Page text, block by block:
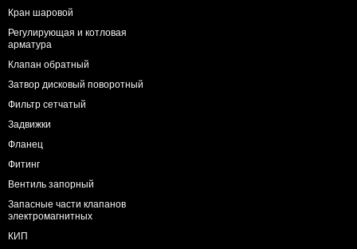
Кран шаровой
Регулирующая и котловая
арматура
Клапан обратный
Затвор дисковый поворотный
Фильтр сетчатый
Задвижки
Фланец
Фитинг
Вентиль запорный
Запасные части клапанов
электромагнитных
КИП